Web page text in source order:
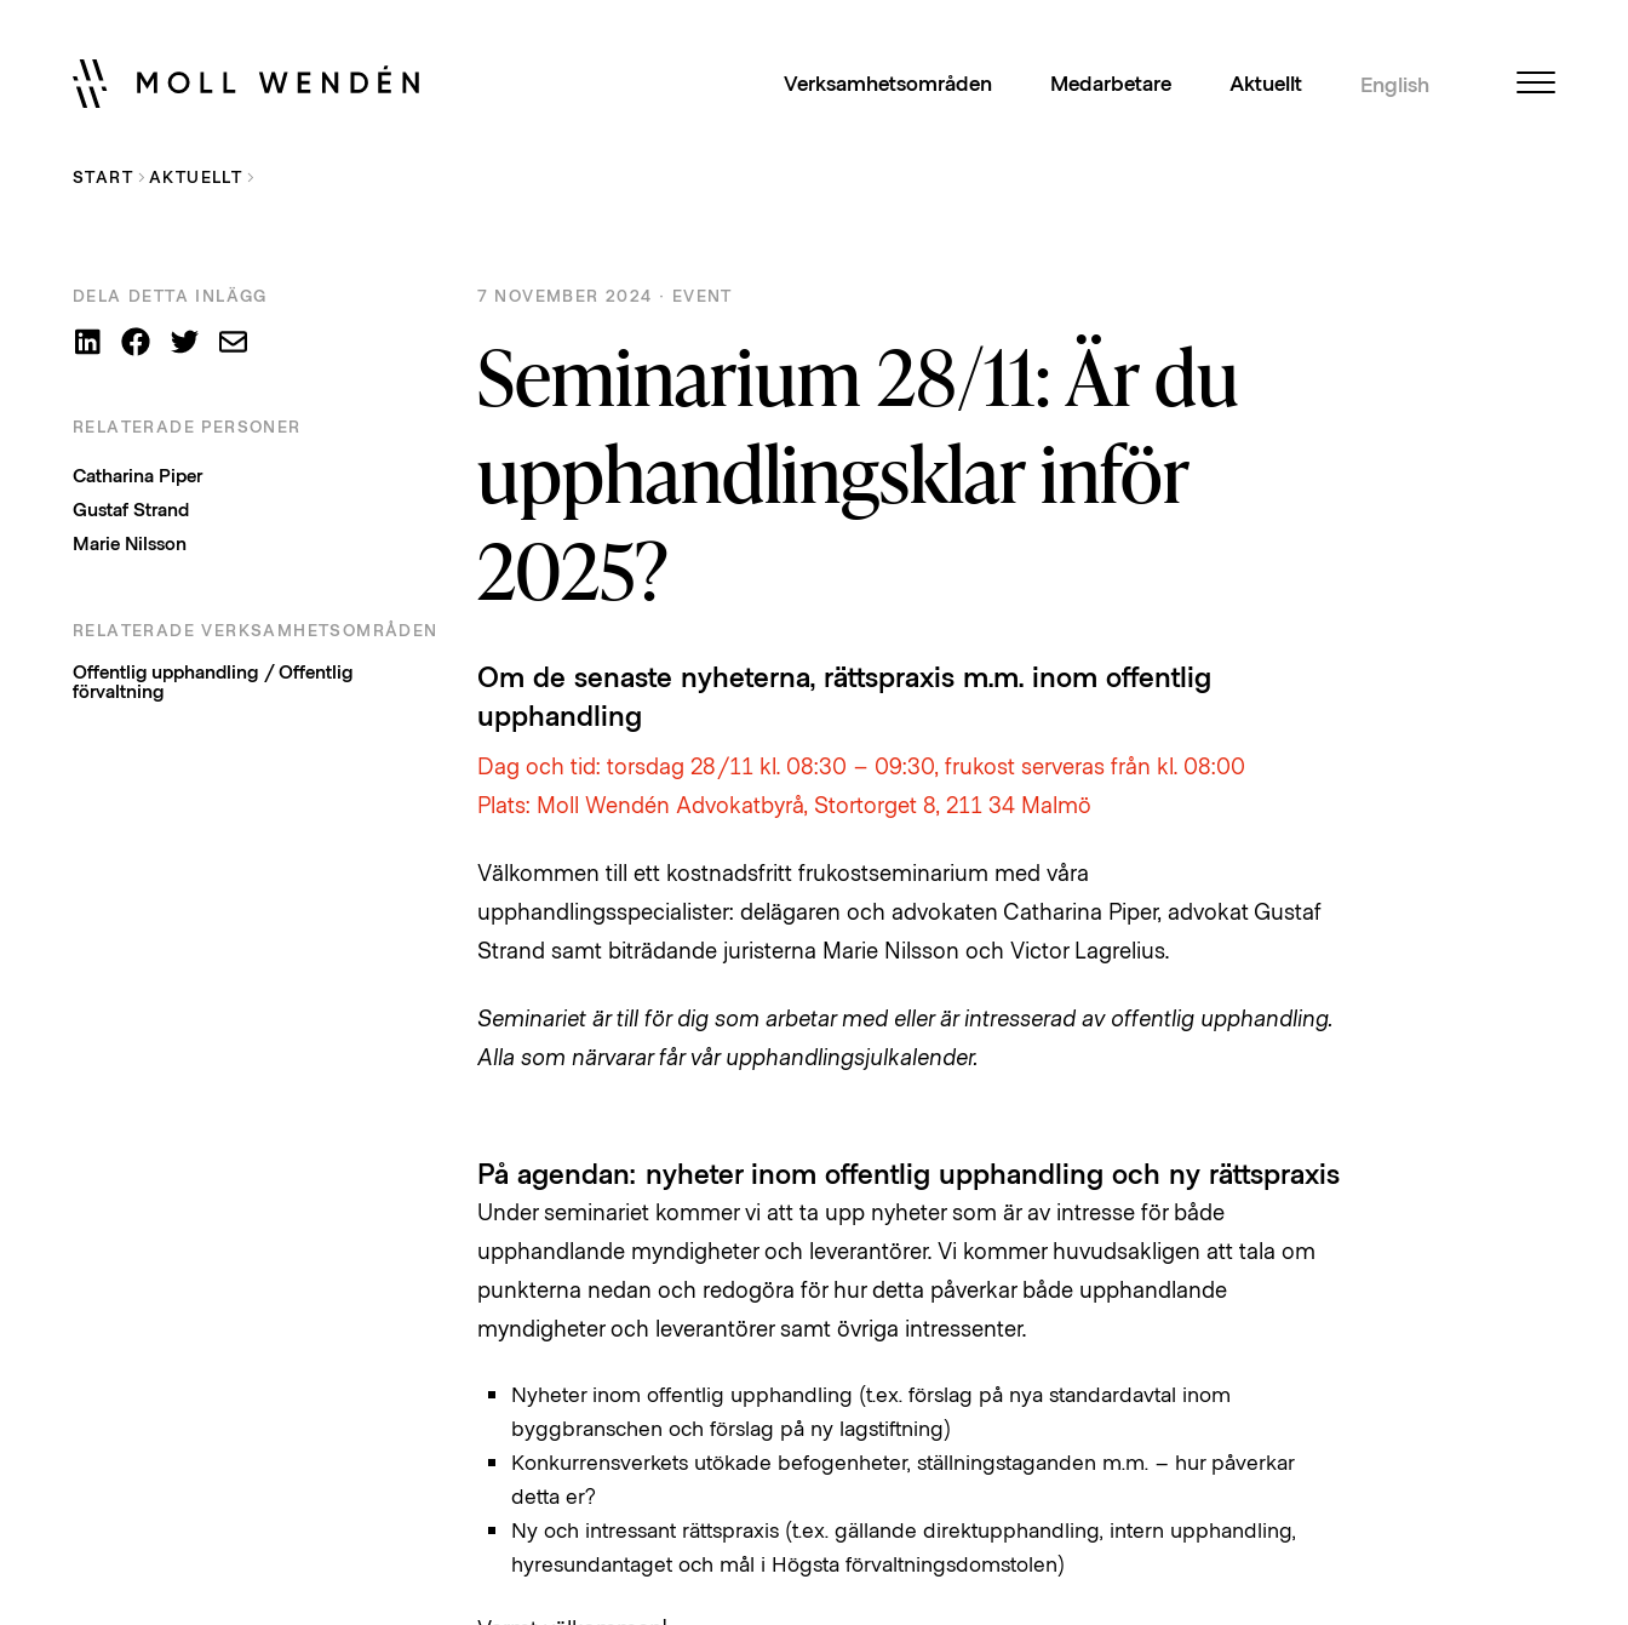
Verksamhetsområden Medarbetare Aktuellt English
START AKTUELLT
DELA DETTA INLÄGG
RELATERADE PERSONER
Catharina Piper
Gustaf Strand
Marie Nilsson
RELATERADE VERKSAMHETSOMRÅDEN
Offentlig upphandling / Offentlig
förvaltning
7 NOVEMBER 2024 · EVENT
Seminarium 28/11: Är du
upphandlingsklar inför
2025?
Om de senaste nyheterna, rättspraxis m.m. inom offentlig
upphandling
Dag och tid: torsdag 28/11 kl. 08:30 – 09:30, frukost serveras från kl. 08:00
Plats: Moll Wendén Advokatbyrå, Stortorget 8, 211 34 Malmö
Välkommen till ett kostnadsfritt frukostseminarium med våra
upphandlingsspecialister: delägaren och advokaten Catharina Piper, advokat Gustaf
Strand samt biträdande juristerna Marie Nilsson och Victor Lagrelius.
Seminariet är till för dig som arbetar med eller är intresserad av offentlig upphandling.
Alla som närvarar får vår upphandlingsjulkalender.
På agendan: nyheter inom offentlig upphandling och ny rättspraxis
Under seminariet kommer vi att ta upp nyheter som är av intresse för både
upphandlande myndigheter och leverantörer. Vi kommer huvudsakligen att tala om
punkterna nedan och redogöra för hur detta påverkar både upphandlande
myndigheter och leverantörer samt övriga intressenter.
Nyheter inom offentlig upphandling (t.ex. förslag på nya standardavtal inom
byggbranschen och förslag på ny lagstiftning)
Konkurrensverkets utökade befogenheter, ställningstaganden m.m. – hur påverkar
detta er?
Ny och intressant rättspraxis (t.ex. gällande direktupphandling, intern upphandling,
hyresundantaget och mål i Högsta förvaltningsdomstolen)